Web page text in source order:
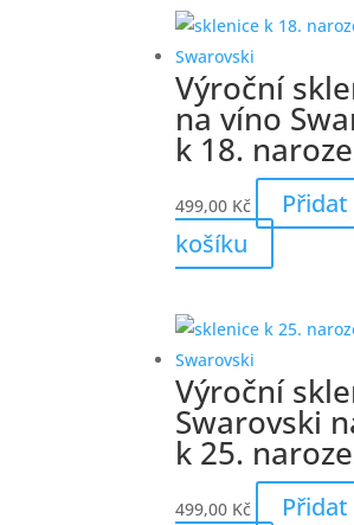
Výroční
na víno
k 18.
499,00 Kč
Přidat
košíku
Výroční
Swarovski
k 25.
499,00 Kč
Přidat